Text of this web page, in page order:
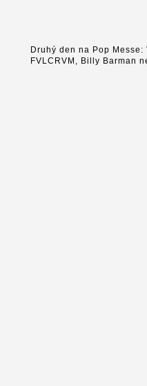
Druhý den na Pop
FVLCRVM, Billy Barman